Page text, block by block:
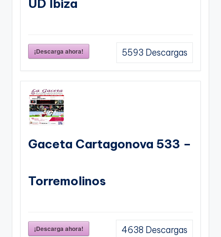
UD Ibiza
¡Descarga ahora! 5593 Descargas
Gaceta Cartagonova 533 –
Torremolinos
¡Descarga ahora! 4638 Descargas